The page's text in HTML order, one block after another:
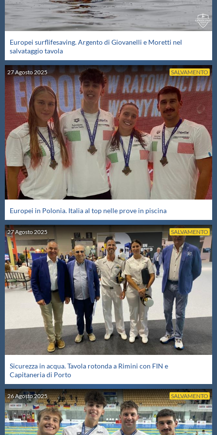
Europei surflifesaving. Argento di Giovanelli e Moretti nel
salvataggio tavola
SALVAMENTO
27Agosto2025
Europei in Polonia. Italia al top nelle prove in piscina
SALVAMENTO
27Agosto2025
Sicurezza in acqua. Tavola rotonda a Rimini con FIN e
Capitaneria di Porto
SALVAMENTO
26Agosto2025